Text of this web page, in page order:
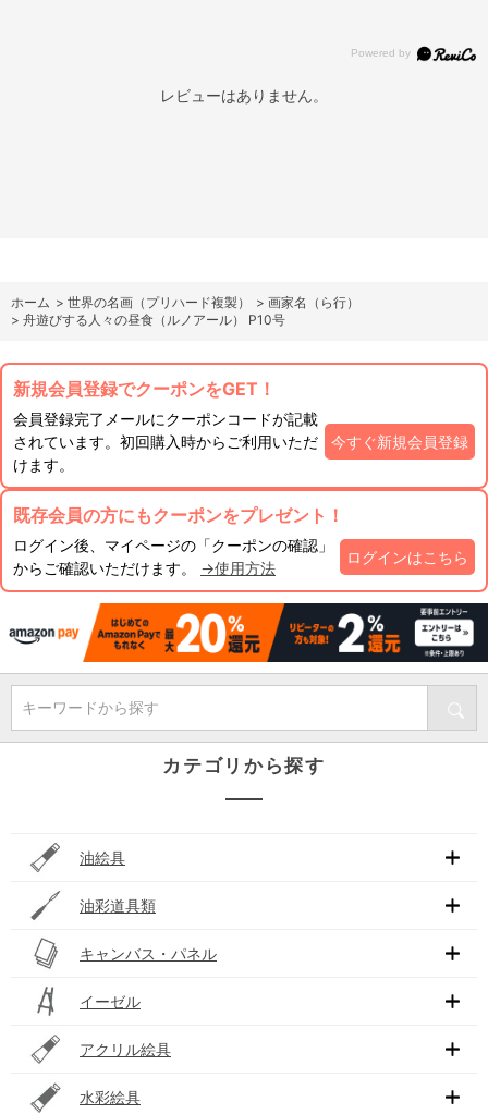
レビューはありません。
ホーム > 世界の名画（プリハード複製） > 画家名（ら行）
> 舟遊びする人々の昼食（ルノアール） P10号
新規会員登録でクーポンをGET！
会員登録完了メールにクーポンコードが記載
されています。初回購入時からご利用いただ
けます。
今すぐ新規会員登録
既存会員の方にもクーポンをプレゼント！
ログイン後、マイページの「クーポンの確認」
からご確認いただけます。 →使用方法
ログインはこちら
キーワードから探す
カテゴリから探す
油絵具
油彩道具類
キャンバス・パネル
イーゼル
アクリル絵具
水彩絵具